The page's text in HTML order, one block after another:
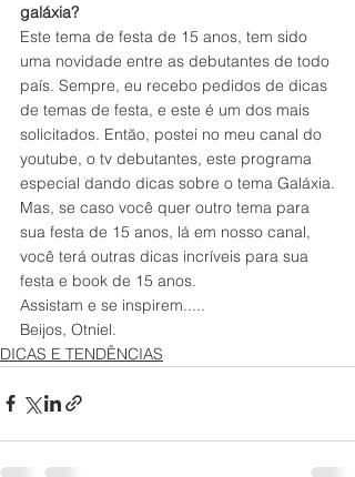
galáxia?
Este tema de festa de 15 anos, tem sido
uma novidade entre as debutantes de todo
país. Sempre, eu recebo pedidos de dicas
de temas de festa, e este é um dos mais
solicitados. Então, postei no meu canal do
youtube, o tv debutantes, este programa
especial dando dicas sobre o tema Galáxia.
Mas, se caso você quer outro tema para
sua festa de 15 anos, lá em nosso canal,
você terá outras dicas incríveis para sua
festa e book de 15 anos.
Assistam e se inspirem.....
Beijos, Otniel.
DICAS E TENDÊNCIAS